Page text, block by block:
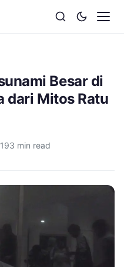
Besar di
dari Mitos Ratu
3 min read